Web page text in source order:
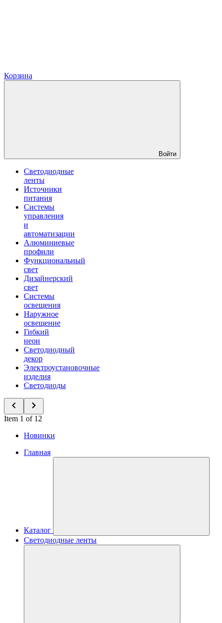
Корзина
Войти
Светодиодные
ленты
Источники
питания
Системы
управления
и
автоматизации
Алюминиевые
профили
Функциональный
свет
Дизайнерский
свет
Системы
освещения
Наружное
освещение
Гибкий
неон
Светодиодный
декор
Электроустановочные
изделия
Светодиоды
Item 1 of 12
Новинки
Главная
Каталог
Светодиодные ленты